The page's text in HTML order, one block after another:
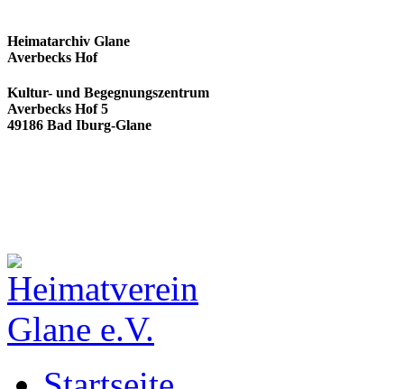
Heimatarchiv Glane
Averbecks Hof
Kultur- und Begegnungszentrum
Averbecks Hof 5
49186 Bad Iburg-Glane